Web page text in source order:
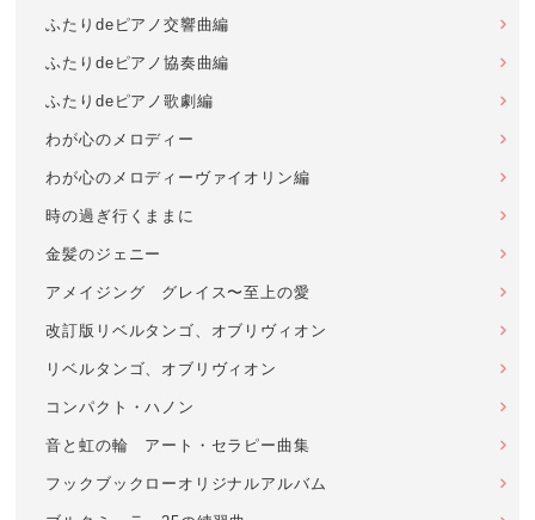
ふたりdeピアノ交響曲編
ふたりdeピアノ協奏曲編
ふたりdeピアノ歌劇編
わが心のメロディー
わが心のメロディーヴァイオリン編
時の過ぎ行くままに
金髪のジェニー
アメイジング グレイス〜至上の愛
改訂版リベルタンゴ、オブリヴィオン
リベルタンゴ、オブリヴィオン
コンパクト・ハノン
音と虹の輪 アート・セラピー曲集
フックブックローオリジナルアルバム